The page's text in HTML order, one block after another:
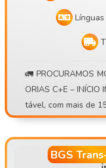
🚛 PROCURAMOS MOTORISTA COM LICENÇA DAS CATEG
ORIAS C+E – INÍCIO IMEDIATO! 🚛 Para
tável, com mais de 15 anos de atividade , procuramos um m
otorista de camião de
alho diário com regresso a casa ou semanal . 💰 O que ofer
ecemos: • Possibilidade de rendimento de 30 000 – 40 000BGS